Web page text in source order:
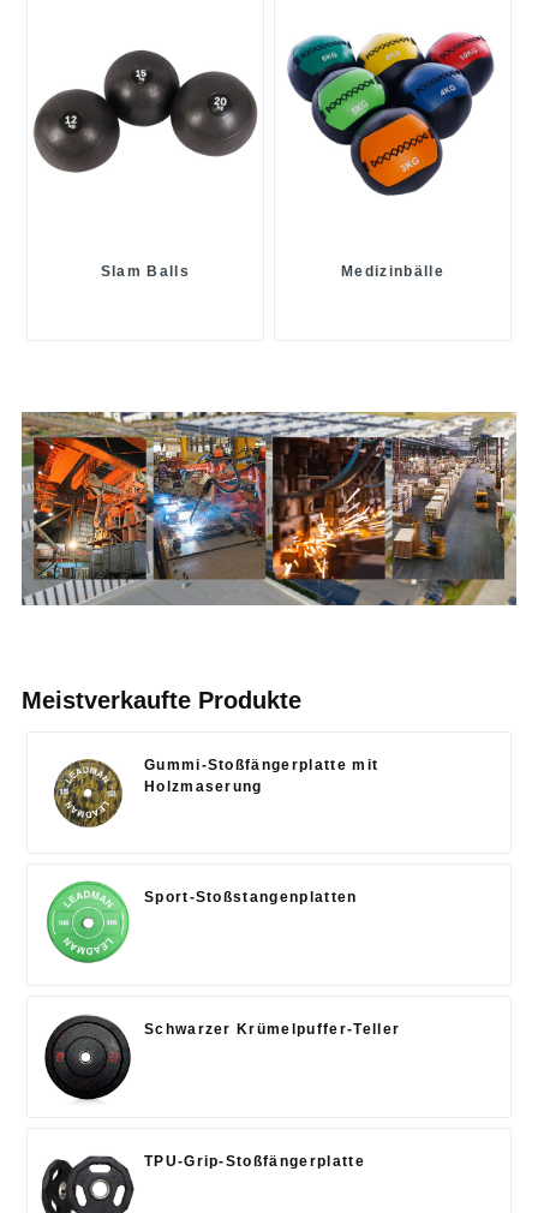
Slam Balls Medizinbälle
Meistverkaufte Produkte
Gummi-Stoßfängerplatte mit
Holzmaserung
Sport-Stoßstangenplatten
Schwarzer Krümelpuffer-Teller
TPU-Grip-Stoßfängerplatte